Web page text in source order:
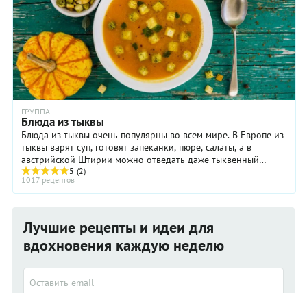
ГРУППА
Блюда из тыквы
Блюда из тыквы очень популярны во всем мире. В Европе из
тыквы варят суп, готовят запеканки, пюре, салаты, а в
австрийской Штирии можно отведать даже тыквенный
шнапс и тыквенный кофе. В Армении тыкву ...
5 (2)
1017 рецептов
Лучшие рецепты и идеи для
вдохновения каждую неделю